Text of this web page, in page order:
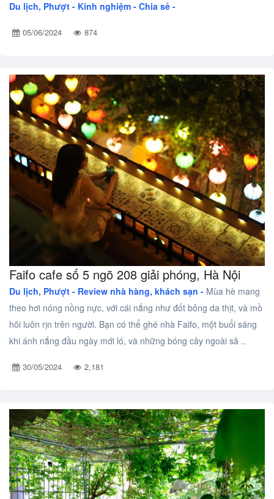
Du lịch, Phượt - Kinh nghiệm - Chia sẻ -
05/06/2024 874
Faifo cafe số 5 ngõ 208 giải phóng, Hà Nội
Du lịch, Phượt - Review nhà hàng, khách sạn - Mùa hè mang
theo hơi nóng nồng nực, với cái nắng như đốt bỏng da thịt, và mồ
hôi luôn rịn trên người. Bạn có thể ghé nhà Faifo, một buổi sáng
khi ánh nắng đầu ngày mới ló, và những bóng cây ngoài sâ ..
30/05/2024 2,181